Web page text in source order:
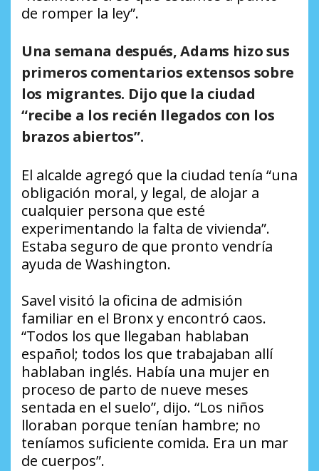
de romper la ley”.
Una semana después, Adams hizo sus
primeros comentarios extensos sobre
los migrantes. Dijo que la ciudad
“recibe a los recién llegados con los
brazos abiertos”.
El alcalde agregó que la ciudad tenía “una
obligación moral, y legal, de alojar a
cualquier persona que esté
experimentando la falta de vivienda”.
Estaba seguro de que pronto vendría
ayuda de Washington.
Savel visitó la oficina de admisión
familiar en el Bronx y encontró caos.
“Todos los que llegaban hablaban
español; todos los que trabajaban allí
hablaban inglés. Había una mujer en
proceso de parto de nueve meses
sentada en el suelo”, dijo. “Los niños
lloraban porque tenían hambre; no
teníamos suficiente comida. Era un mar
de cuerpos”.